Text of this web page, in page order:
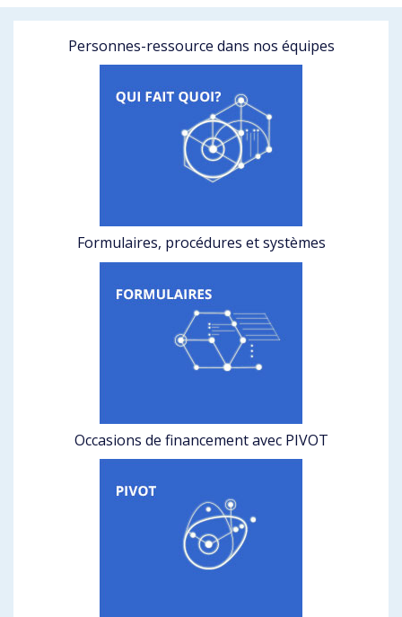
Personnes-ressource dans nos équipes
Formulaires, procédures et systèmes
Occasions de financement avec PIVOT